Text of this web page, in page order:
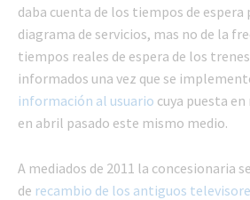
daba cuenta de los tiempos de espera
diagrama de servicios, mas no de la
tiempos reales de espera de los
informados una vez que se
información al usuario cuya puesta
en abril pasado este mismo medio.
A mediados de 2011 la concesionaria
de recambio de los antiguos